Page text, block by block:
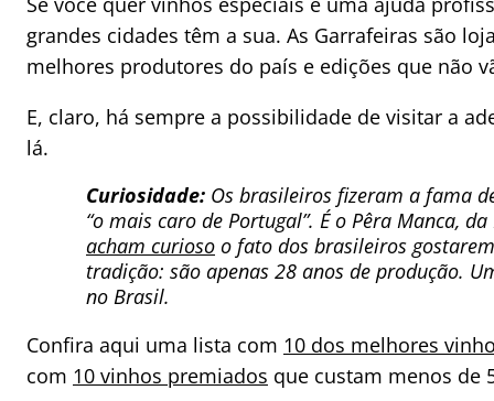
grandes cidades têm a sua. As Garrafeiras são
melhores produtores do país e edições que não
E, claro, há sempre a possibilidade de visitar a
lá.
Curiosidade: Os brasileiros fizeram a fama
“o mais caro de Portugal”. É o Pêra Manca,
acham curioso o fato dos brasileiros
tradição: são apenas 28 anos de produção.
no Brasil.
Confira aqui uma lista com 10 dos melhores
com 10 vinhos premiados que custam menos de